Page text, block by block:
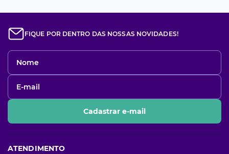
FIQUE POR DENTRO DAS NOSSAS NOVIDADES!
Cadastrar e-mail
ATENDIMENTO